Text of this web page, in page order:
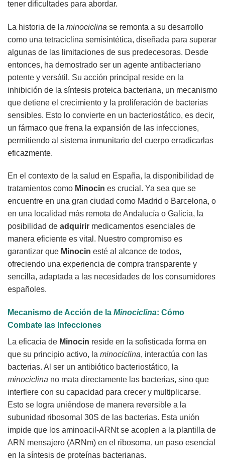
tener dificultades para abordar.
La historia de la minociclina se remonta a su desarrollo
como una tetraciclina semisintética, diseñada para superar
algunas de las limitaciones de sus predecesoras. Desde
entonces, ha demostrado ser un agente antibacteriano
potente y versátil. Su acción principal reside en la
inhibición de la síntesis proteica bacteriana, un mecanismo
que detiene el crecimiento y la proliferación de bacterias
sensibles. Esto lo convierte en un bacteriostático, es decir,
un fármaco que frena la expansión de las infecciones,
permitiendo al sistema inmunitario del cuerpo erradicarlas
eficazmente.
En el contexto de la salud en España, la disponibilidad de
tratamientos como Minocin es crucial. Ya sea que se
encuentre en una gran ciudad como Madrid o Barcelona, o
en una localidad más remota de Andalucía o Galicia, la
posibilidad de adquirir medicamentos esenciales de
manera eficiente es vital. Nuestro compromiso es
garantizar que Minocin esté al alcance de todos,
ofreciendo una experiencia de compra transparente y
sencilla, adaptada a las necesidades de los consumidores
españoles.
Mecanismo de Acción de la Minociclina: Cómo
Combate las Infecciones
La eficacia de Minocin reside en la sofisticada forma en
que su principio activo, la minociclina, interactúa con las
bacterias. Al ser un antibiótico bacteriostático, la
minociclina no mata directamente las bacterias, sino que
interfiere con su capacidad para crecer y multiplicarse.
Esto se logra uniéndose de manera reversible a la
subunidad ribosomal 30S de las bacterias. Esta unión
impide que los aminoacil-ARNt se acoplen a la plantilla de
ARN mensajero (ARNm) en el ribosoma, un paso esencial
en la síntesis de proteínas bacterianas.